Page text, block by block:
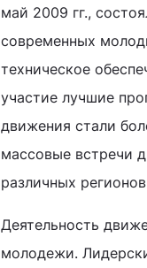
май 2009 гг.,
современных
техническое
участие лучшие
движения стали
массовые встречи
различных
Деятельность
молодежи.